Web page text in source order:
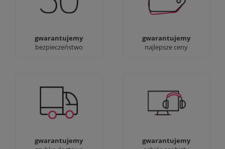
gwarantujemy
bezpieczeństwo
Jesteśmy firmą z 30-
gwarantujemy
najlepsze ceny
Ciężko pracujemy aby
zapewnić najlepsze
gwarantujemy
90% dostaw następnego
dnia, bez dopłat!
gwarantujemy
Jesteśmy prawdziwi :)
możesz przyjść i